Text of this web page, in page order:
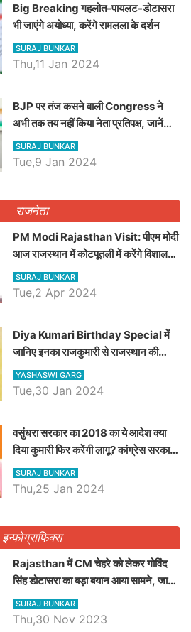
Big Breaking गहलोत-पायलट-डोटासरा
भी जाएंगे अयोध्या, करेंगे रामलला के दर्शन
SURAJ BUNKAR
Thu,11 Jan 2024
BJP पर तंज कसने वाली Congress ने
अभी तक तय नहीं किया नेता प्रतिपक्ष, जानें
कौन होगा दावेदार
SURAJ BUNKAR
Tue,9 Jan 2024
राजनेता
PM Modi Rajasthan Visit: पीएम मोदी
आज राजस्थान में कोटपूतली में करेंगे विशाल
रैली, एक सभा से 8 सीटों पर साधेगें निशाना
SURAJ BUNKAR
Tue,2 Apr 2024
Diya Kumari Birthday Special में
जानिए इनका राजकुमारी से राजस्थान की
डिप्टी सीएम बनने तक का सफर, एक क्लिक में
जाने पूरा जीवन परिचय
YASHASWI GARG
Tue,30 Jan 2024
वसुंधरा सरकार का 2018 का ये आदेश क्या
दिया कुमारी फिर करेंगी लागू? कांग्रेस सरकार
ने किया था निरस्त
SURAJ BUNKAR
Thu,25 Jan 2024
इन्फोग्राफिक्स
Rajasthan में CM चेहरे को लेकर गोविंद
सिंह डोटासरा का बड़ा बयान आया सामने, जानें
विचार
SURAJ BUNKAR
Thu,30 Nov 2023